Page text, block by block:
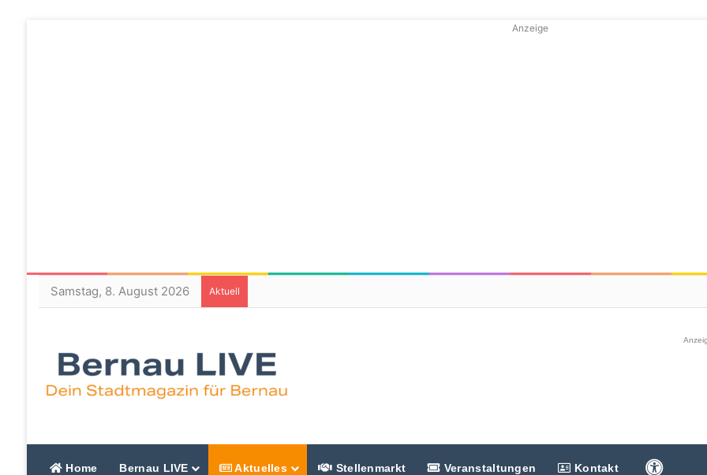
Anzeige
Samstag, 8. August 2026 Aktuell
Home Bernau LIVE Aktuelles Stellenmarkt Veranstaltungen Kontakt